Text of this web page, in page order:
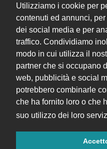
Utilizziamo i cookie per
contenuti ed annunci,
dei social media e per
traffico. Condividiamo
modo in cui utilizza il
partner che si occupano
web, pubblicità e social
potrebbero combinarle
che ha fornito loro o che
suo utilizzo dei loro
con fix:
devcode-it/
Valentina | Supporto Tecnico
gestionale open source
✨Come aggiornare✨ Come
Rispondi alla